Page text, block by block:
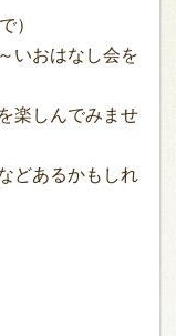
で）
いおはなし会を
しんでみませ
あるかもしれ